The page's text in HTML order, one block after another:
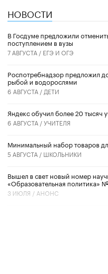
НОВОСТИ
В Госдуме предложили
поступлением в вузы
7 АВГУСТА / ЕГЭ И ОГЭ
Роспотребнадзор предложил
рыбой и водорослями
6 АВГУСТА / ДЕТИ
​Яндекс обучил более 20 тысяч
6 АВГУСТА /УЧИТЕЛЯ
Минимальный набор товаров
5 АВГУСТА / ШКОЛЬНИКИ
Вышел в свет новый номер
«Образовательная политика»
3 ИЮЛЯ / АНОНС